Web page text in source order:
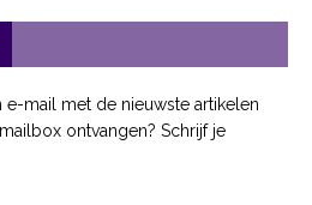
e-mail met de nieuwste artikelen
ontvangen? Schrijf je